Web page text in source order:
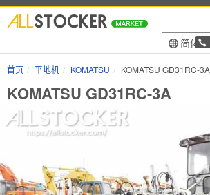
简体
首页 平地机 KOMATSU KOMATSU GD31RC-3A
KOMATSU GD31RC-3A